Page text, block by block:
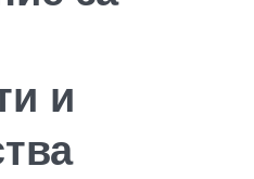
и